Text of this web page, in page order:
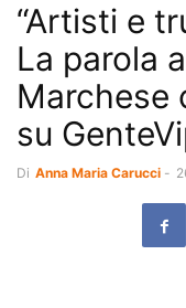
“Artisti e
La parola
Marchese
su
Di Anna Maria Carucci -